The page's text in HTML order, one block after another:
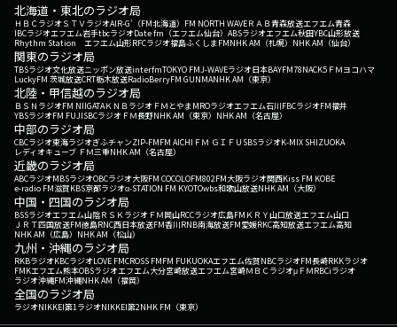
北海道・東北のラジオ局
ＨＢＣラジオＳＴＶラジオAIR-G'（FM北海道） FM NORTH WAVEＲＡＢ青森放送エフエム青森
IBCラジオエフエム岩手tbcラジオDate fm（エフエム仙台） ABSラジオエフエム秋田YBC山形放送
Rhythm Station エフエム山形RFCラジオ福島ふくしまFMNHK AM（札幌） NHK AM（仙台）
関東のラジオ局
TBSラジオ文化放送ニッポン放送interfmTOKYO FMJ-WAVEラジオ日本BAYFM78NACK5 ＦＭヨコハマ
LuckyFM 茨城放送CRT栃木放送RadioBerryFM GUNMANHK AM（東京）
北陸・甲信越のラジオ局
ＢＳＮラジオFM NIIGATAＫＮＢラジオ ＦＭとやまMROラジオエフエム石川FBCラジオFM福井
YBSラジオFM FUJISBCラジオ ＦＭ長野NHK AM（東京） NHK AM（名古屋）
中部のラジオ局
CBCラジオ東海ラジオぎふチャンZIP-FMFM AICHI ＦＭ ＧＩＦＵ SBSラジオK-MIX SHIZUOKA
レディオキューブ ＦＭ三重NHK AM（名古屋）
近畿のラジオ局
ABCラジオMBSラジオOBCラジオ大阪FM COCOLOFM802FM大阪ラジオ関西Kiss FM KOBE
e-radio FM滋賀KBS京都ラジオα-STATION FM KYOTOwbs和歌山放送NHK AM（大阪）
中国・四国のラジオ局
BSSラジオエフエム山陰ＲＳＫラジオ ＦＭ岡山RCCラジオ広島FM ＫＲＹ山口放送エフエム山口
ＪＲＴ四国放送FM徳島RNC西日本放送FM香川RNB南海放送FM愛媛RKC高知放送エフエム高知
NHK AM（広島） NHK AM（松山）
九州・沖縄のラジオ局
RKBラジオKBCラジオLOVE FMCROSS FMFM FUKUOKAエフエム佐賀NBCラジオFM長崎RKKラジオ
FMKエフエム熊本OBSラジオエフエム大分宮崎放送エフエム宮崎ＭＢＣラジオμＦＭRBCiラジオ
ラジオ沖縄FM沖縄NHK AM（福岡）
全国のラジオ局
ラジオNIKKEI第1ラジオNIKKEI第2NHK FM（東京）